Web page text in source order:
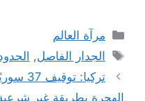
التصنيفات
مرآة العالم
الوسوم
الجدار الفاصل,
الهجرة بطريقة غير